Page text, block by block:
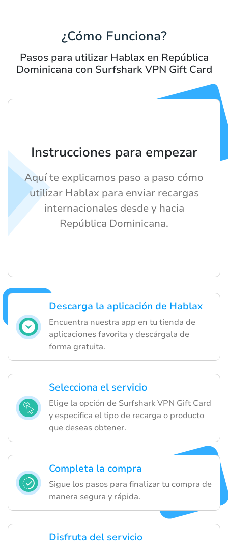
¿Cómo Funciona?
Pasos para utilizar Hablax en República
Dominicana con Surfshark VPN Gift Card
Descarga la aplicación de Hablax
Encuentra nuestra app en tu tienda de
aplicaciones favorita y descárgala de
forma gratuita.
Selecciona el servicio
Elige la opción de Surfshark VPN Gift Card
y especifica el tipo de recarga o producto
que deseas obtener.
Completa la compra
Sigue los pasos para finalizar tu compra de
manera segura y rápida.
Disfruta del servicio
Instrucciones para empezar
Aquí te explicamos paso a paso cómo
utilizar Hablax para enviar recargas
internacionales desde y hacia
República Dominicana.